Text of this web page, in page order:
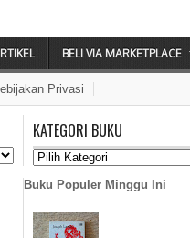
BELI VIA MARKETPLACE
Privasi
KATEGORI BUKU
Buku Populer Minggu Ini